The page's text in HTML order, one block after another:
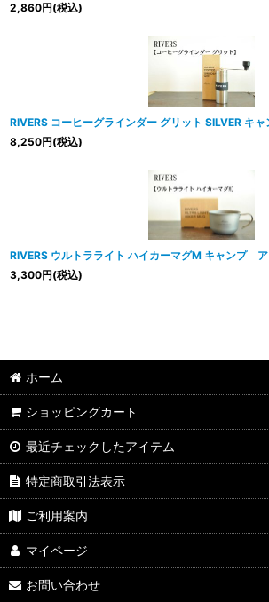
2,860円(税込)
RIVERS コーヒーグラインダー グリット SILVER
8,250円(税込)
RIVERS ウルトラライト ハイカーマグM キャンプ
3,300円(税込)
ホーム
ショッピングカート
最近チェックしたアイテム
特定商取引法表示
ご利用案内
マイページ
お問い合わせ